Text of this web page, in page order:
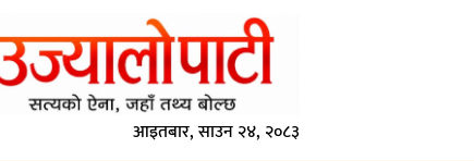
आइतबार, साउन २४, २०८३